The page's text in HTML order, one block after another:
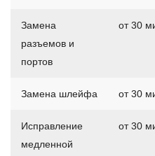
Замена
разъемов и
портов
от 30
Замена шлейфа от 30
Исправление
медленной
от 30